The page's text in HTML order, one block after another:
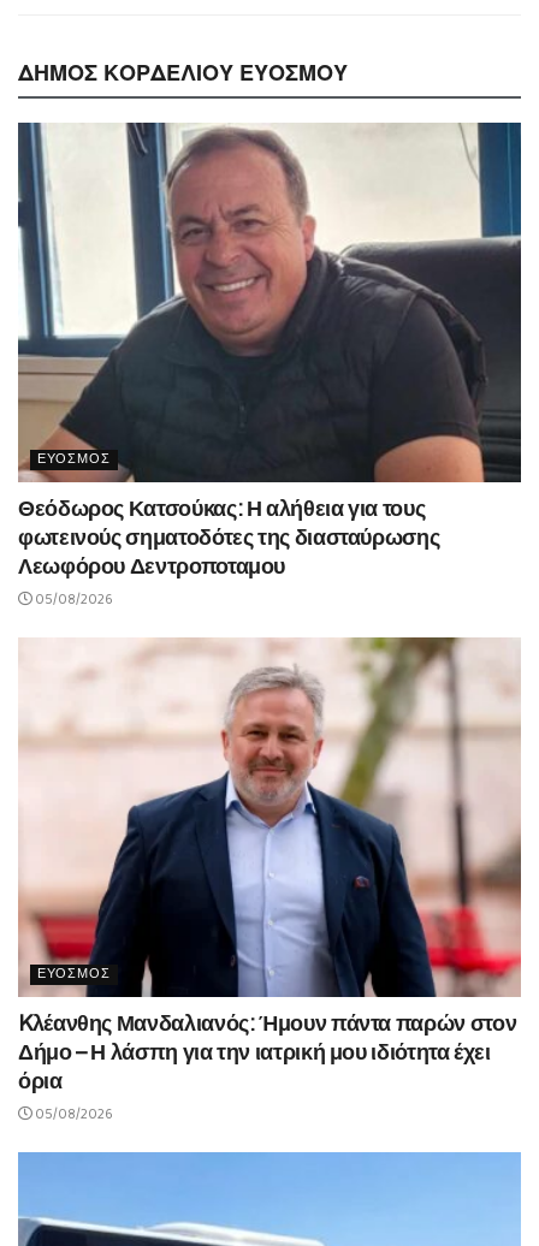
ΔΗΜΟΣ ΚΟΡΔΕΛΙΟΥ ΕΥΟΣΜΟΥ
ΕΥΟΣΜΟΣ
Θεόδωρος Κατσούκας: Η αλήθεια για τους
φωτεινούς σηματοδότες της διασταύρωσης
Λεωφόρου Δεντροποταμου
05/08/2026
ΕΥΟΣΜΟΣ
Kλέανθης Μανδαλιανός: Ήμουν πάντα παρών στον
Δήμο – Η λάσπη για την ιατρική μου ιδιότητα έχει
όρια
05/08/2026